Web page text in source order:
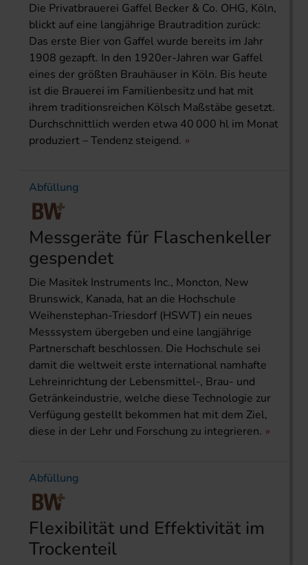
Die Privatbrauerei Gaffel Becker & Co. OHG, Köln,
blickt auf eine langjährige Brautradition zurück:
Das erste Bier von Gaffel wurde bereits im Jahr
1908 gezapft. In den 1920er-Jahren war Gaffel
eines der größten Brauhäuser in Köln. Bis heute
ist die Brauerei im Familienbesitz und hat mit
ihrem traditionsreichen Kölsch Maßstäbe gesetzt.
Durchschnittlich werden etwa 40 000 hl im Monat
produziert – Tendenz steigend.
Abfüllung
Messgeräte für Flaschenkeller
gespendet
Die Masitek Instruments Inc., Moncton, New
Brunswick, Kanada, hat an die Hochschule
Weihenstephan-Triesdorf (HSWT) ein neues
Messsystem übergeben und eine langjährige
Partnerschaft beschlossen. Die Hochschule sei
damit die weltweit erste international namhafte
Lehreinrichtung der Lebensmittel-, Brau- und
Getränkeindustrie, welche diese Technologie zur
Verfügung gestellt bekommen hat mit dem Ziel,
diese in der Lehr und Forschung zu integrieren.
Abfüllung
Flexibilität und Effektivität im
Trockenteil